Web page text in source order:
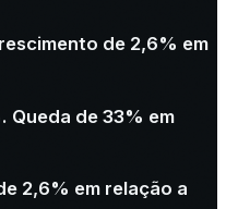
de 2,6% em
Queda de 33% em
2,6% em relação a